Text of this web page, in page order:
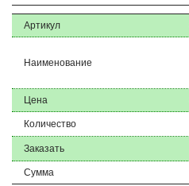
Артикул
Наименование
Цена
Количество
Заказать
Сумма